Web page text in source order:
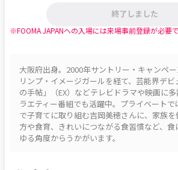
終了しました
※FOOMA JAPANへの入場には来場事前登録が必要で
大阪府出身。2000年サントリー・キャンペ
リンプ・イメージガールを経て、芸能界デ
の手帖」（EX）などテレビドラマや映画に
ラエティー番組でも活躍中。プライベート
で子育てに取り組む吉岡美穂さんに、家族を
方や食育、きれいにつながる食習慣など、食
ゆる角度からうかがいます。